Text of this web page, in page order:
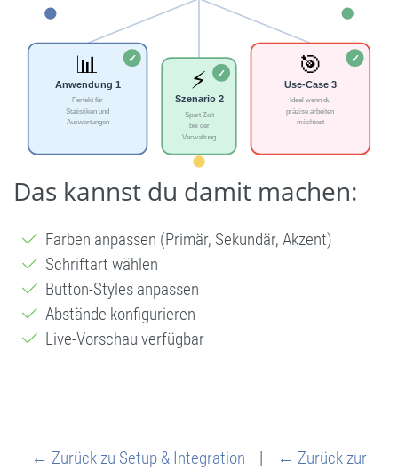
Das kannst du damit machen:
Farben anpassen (Primär, Sekundär, Akzent)
Schriftart wählen
Button-Styles anpassen
Abstände konfigurieren
Live-Vorschau verfügbar
← Zurück zu Setup & Integration |
← Zurück zur